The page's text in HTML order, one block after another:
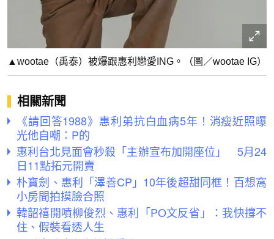
▲wootae（禹泰）被爆跟惠利戀愛ING。（圖／wootae IG）
相關新聞
《請回答1988》惠利弟抗白血病5年！消瘦近照曝
光他自嘲：P的
惠利台北見面會秒殺「主辦宣布加開座位」 5月24
日11點拓元開賣
朴寶劍、惠利「澤善CP」10年後超甜同框！百想窩
小房間拍摸臉合照
韓韶禧開噴柳俊烈、惠利「PO文反省」：我快撐不
住、假裝看透人生